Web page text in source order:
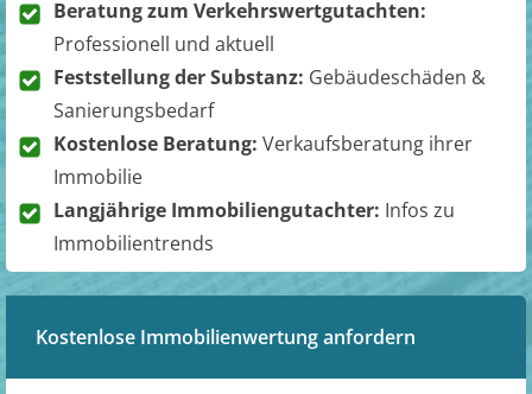
Beratung zum Verkehrswertgutachten:
Professionell und aktuell
Feststellung der Substanz: Gebäudeschäden &
Sanierungsbedarf
Kostenlose Beratung: Verkaufsberatung ihrer
Immobilie
Langjährige Immobiliengutachter: Infos zu
Immobilientrends
Kostenlose Immobilienwertung anfordern